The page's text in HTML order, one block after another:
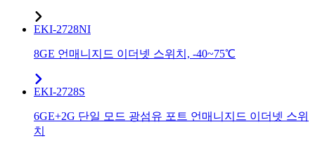
EKI-2728NI
8GE 언매니지드 이더넷 스위치, -40~75℃
EKI-2728S
6GE+2G 단일 모드 광섬유 포트 언매니지드 이더넷 스위
치